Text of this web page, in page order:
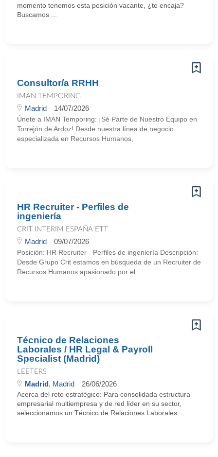
momento tenemos esta posición vacante, ¿te encaja?
Buscamos ...
Consultor/a RRHH
IMAN TEMPORING
Madrid 14/07/2026
Únete a IMAN Temporing: ¡Sé Parte de Nuestro Equipo en
Torrejón de Ardoz! Desde nuestra línea de negocio
especializada en Recursos Humanos,
HR Recruiter - Perfiles de
ingeniería
CRIT INTERIM ESPAÑA ETT
Madrid 09/07/2026
Posición: HR Recruiter - Perfiles de ingeniería Descripción:
Desde Grupo Crit estamos en búsqueda de un Recruiter de
Recursos Humanos apasionado por el
Técnico de Relaciones
Laborales / HR Legal & Payroll
Specialist (Madrid)
LEETERS
Madrid, Madrid 26/06/2026
Acerca del reto estratégico: Para consolidada estructura
empresarial multiempresa y de red líder en su sector,
seleccionamos un Técnico de Relaciones Laborales ...